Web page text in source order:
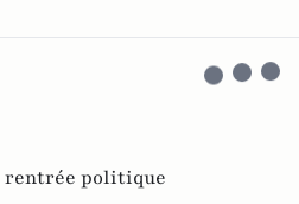
rentrée politique